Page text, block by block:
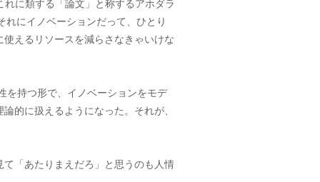
に類する「論文」と称するアホダラ
にイノベーションだって、ひとり
えるリソースを減らさなきゃいけな
を持つ形で、イノベーションをモデ
的に扱えるようになった。それが、
「あたりまえだろ」と思うのも人情